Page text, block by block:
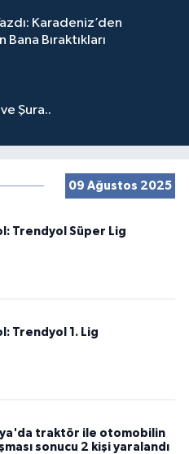
Karadeniz’den
Bana Bıraktıkları
Şura..
09 Ağustos 2025
Trendyol Süper Lig
Trendyol 1. Lig
traktör ile otomobilin
sonucu 2 kişi yaralandı